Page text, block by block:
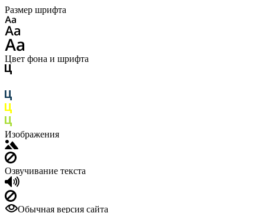
Размер шрифта
Цвет фона и шрифта
Изображения
Озвучивание текста
Обычная версия сайта